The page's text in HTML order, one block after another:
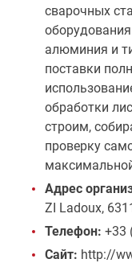
сварочных
алюминия и
поставки
обработки
строим,
проверку
Адрес
ZI Ladoux,
Телефон: +33
Сайт: http://